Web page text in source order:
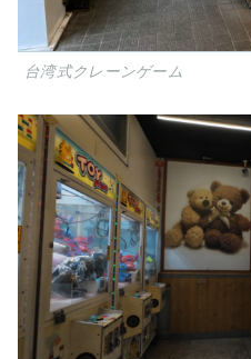
台湾式クレーンゲーム